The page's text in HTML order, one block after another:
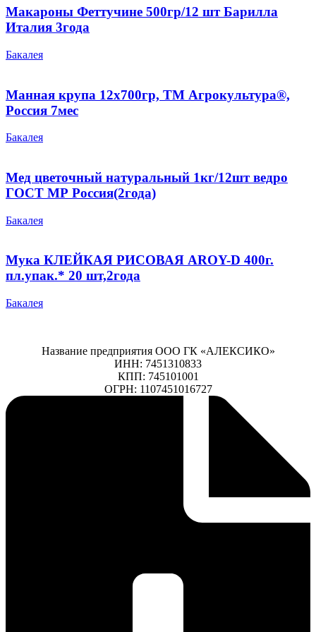
Макароны Феттучине 500гр/12 шт Барилла
Италия 3года
Бакалея
Манная крупа 12х700гр, ТМ Агрокультура®,
Россия 7мес
Бакалея
Мед цветочный натуральный 1кг/12шт ведро
ГОСТ МР Россия(2года)
Бакалея
Мука КЛЕЙКАЯ РИСОВАЯ AROY-D 400г.
пл.упак.* 20 шт,2года
Бакалея
Название предприятия ООО ГК «АЛЕКСИКО»
ИНН: 7451310833
КПП: 745101001
ОГРН: 1107451016727